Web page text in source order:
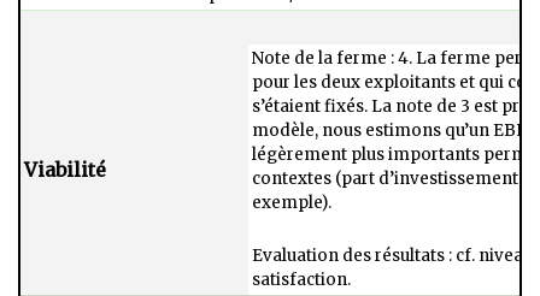
Viabilité
Note de la ferme : 4. La ferme
pour les deux exploitants et qui
s’étaient fixés. La note de 3 est
modèle, nous estimons qu’un
légèrement plus importants
contextes (part d’investissement
exemple).
Evaluation des résultats : cf.
satisfaction.